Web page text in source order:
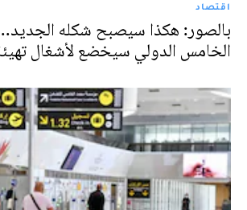
اقتصاد
بالصور: هكذا سيصبح شكله
الخامس الدولي سيخضع لأشغال